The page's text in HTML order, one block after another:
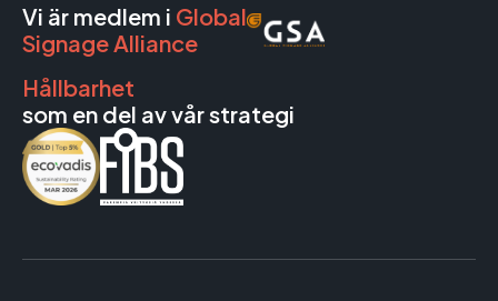
Vi är medlem i Global
Signage Alliance
Hållbarhet
som en del av vår strategi